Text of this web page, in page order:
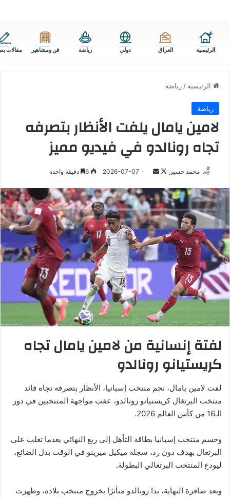
الرئيسية العراق دولي رياضة فن ومشاهير مقالات
الرئيسية / رياضة
رياضة
لامين يامال يلفت الأنظار بتصرفه
تجاه رونالدو في فيديو مميز
محمد حسين
تابع
X
أرسل
إلكترونيا
2026-07-07 دقيقة واحدة
لفتة إنسانية من لامين يامال تجاه
كريستيانو رونالدو
لفت لامين يامال، نجم منتخب إسبانيا، الأنظار بتصرفه تجاه قائد
منتخب البرتغال كريستيانو رونالدو، عقب مواجهة المنتخبين في دور
الـ16 من كأس العالم 2026.
وحسم منتخب إسبانيا بطاقة التأهل إلى ربع النهائي بعدما تغلب على
البرتغال بهدف دون رد، سجله ميكيل ميرينو في الوقت بدل الضائع،
ليودع المنتخب البرتغالي البطولة.
وبعد صافرة النهاية، بدا رونالدو متأثرًا بخروج منتخب بلاده، وظهرت